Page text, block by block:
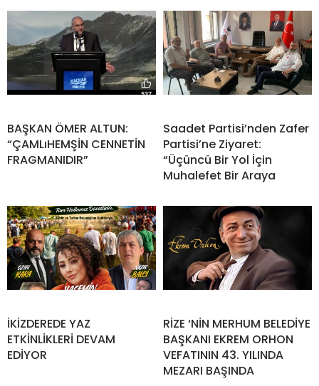
BAŞKAN ÖMER ALTUN:
“ÇAMLıHEMŞİN CENNETİN
FRAGMANIDIR”
Saadet Partisi’nden Zafer
Partisi’ne Ziyaret:
“Üçüncü Bir Yol İçin
Muhalefet Bir Araya
İKİZDEREDE YAZ
ETKİNLİKLERİ DEVAM
EDİYOR
RİZE ‘NİN MERHUM BELEDİYE
BAŞKANI EKREM ORHON
VEFATININ 43. YILINDA
MEZARI BAŞINDA